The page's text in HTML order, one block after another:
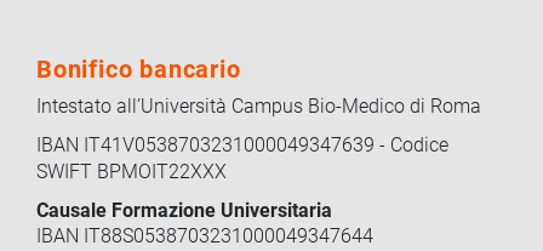
Bonifico bancario
Intestato all’Università Campus Bio-Medico di Roma
IBAN IT41V0538703231000049347639 - Codice
SWIFT BPMOIT22XXX
Causale Formazione Universitaria
IBAN IT88S0538703231000049347644